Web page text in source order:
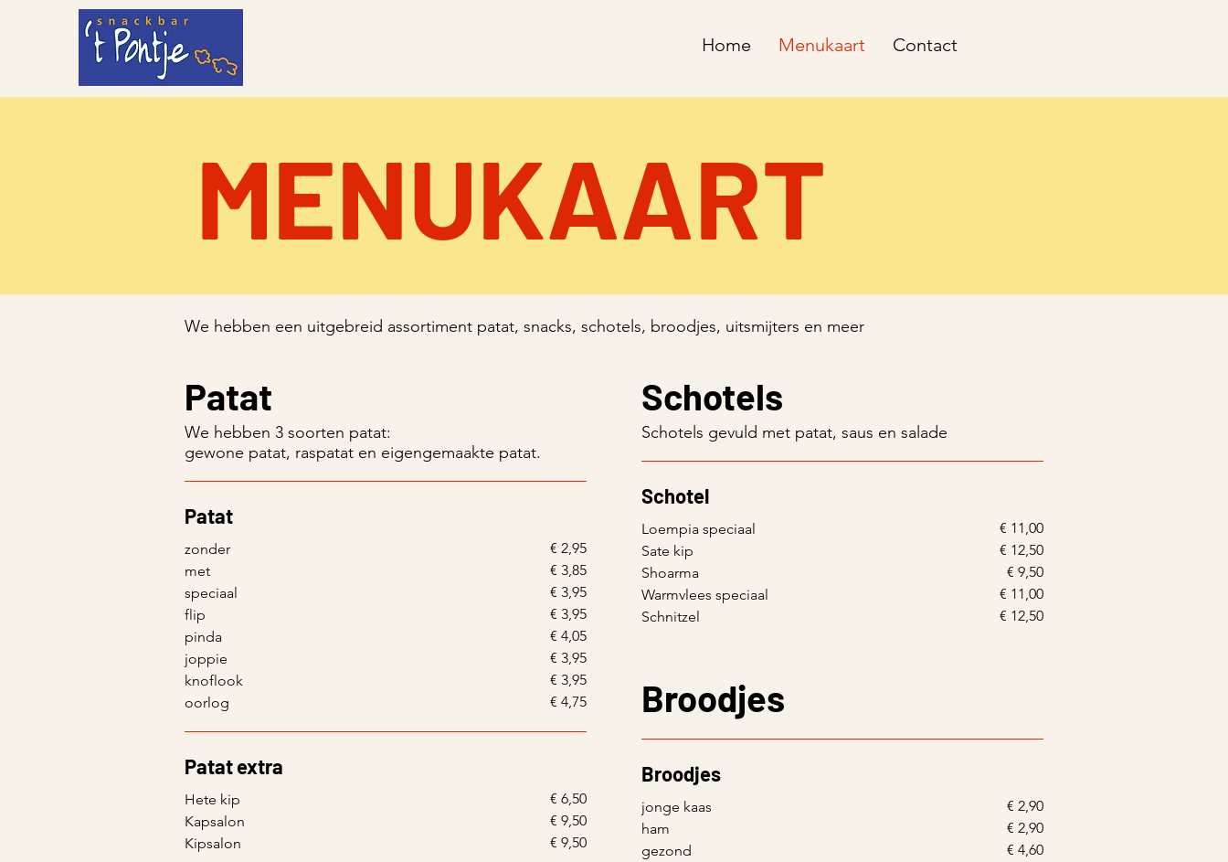
Home Menukaart Contact
MENUKAART
We hebben een uitgebreid assortiment patat, snacks, schotels, broodjes, uitsmijters en meer
Patat
We hebben 3 soorten patat:
gewone patat, raspatat en eigengemaakte patat.
Patat
zonder
€ 2,95
met
€ 3,85
speciaal
€ 3,95
flip
€ 3,95
pinda
€ 4,05
joppie
€ 3,95
knoflook
€ 3,95
oorlog
€ 4,75
Patat extra
Hete kip
€ 6,50
Kapsalon
€ 9,50
Kipsalon
€ 9,50
Schotels
Schotels gevuld met patat, saus en salade
Schotel
Loempia speciaal
€ 11,00
Sate kip
€ 12,50
Shoarma
€ 9,50
Warmvlees speciaal
€ 11,00
Schnitzel
€ 12,50
Broodjes
Broodjes
jonge kaas
€ 2,90
ham
€ 2,90
gezond
€ 4,60